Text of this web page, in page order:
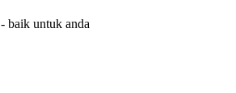
baik untuk anda